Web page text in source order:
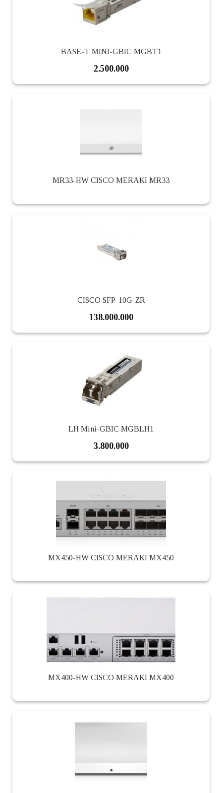
BASE-T MINI-GBIC MGBT1
2.500.000
MR33-HW CISCO MERAKI MR33
CISCO SFP-10G-ZR
138.000.000
LH Mini-GBIC MGBLH1
3.800.000
MX450-HW CISCO MERAKI MX450
MX400-HW CISCO MERAKI MX400